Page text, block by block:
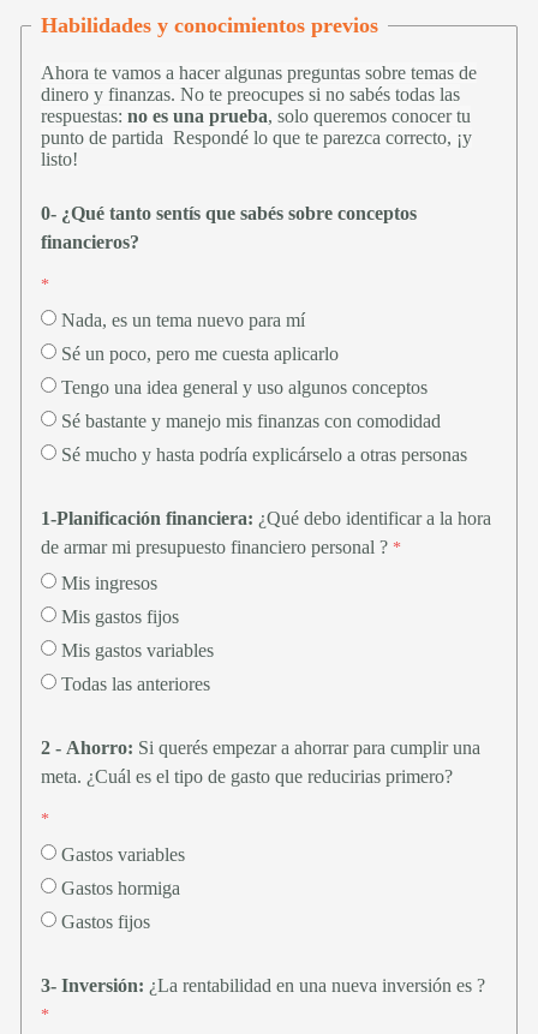
Habilidades y conocimientos previos
Ahora te vamos a hacer algunas preguntas sobre temas de
dinero y finanzas. No te preocupes si no sabés todas las
respuestas: no es una prueba, solo queremos conocer tu
punto de partida Respondé lo que te parezca correcto, ¡y
listo!
0- ¿Qué tanto sentís que sabés sobre conceptos
financieros?
Nada, es un tema nuevo para mí
Sé un poco, pero me cuesta aplicarlo
Tengo una idea general y uso algunos conceptos
Sé bastante y manejo mis finanzas con comodidad
Sé mucho y hasta podría explicárselo a otras personas
1-Planificación financiera: ¿Qué debo identificar a la hora
de armar mi presupuesto financiero personal ?
Mis ingresos
Mis gastos fijos
Mis gastos variables
Todas las anteriores
2 - Ahorro: Si querés empezar a ahorrar para cumplir una
meta. ¿Cuál es el tipo de gasto que reducirias primero?
Gastos variables
Gastos hormiga
Gastos fijos
3- Inversión: ¿La rentabilidad en una nueva inversión es ?